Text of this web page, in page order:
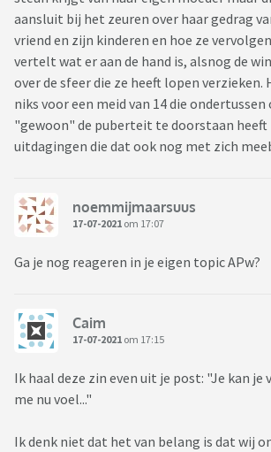
aansluit bij het zeuren over haar gedrag
vriend en zijn kinderen en hoe ze
vertelt wat er aan de hand is, alsnog de
over de sfeer die ze heeft lopen verzieken.
niks voor een meid van 14 die
"gewoon" de puberteit te doorstaan
uitdagingen die dat ook nog met zich
noemmijmaarsuus
17-07-2021 om 17:07
Ga je nog reageren in je eigen topic APw?
Caim
17-07-2021 om 17:15
Ik haal deze zin even uit je post: "Je kan
me nu voel..."
Ik denk niet dat het van belang is dat wij